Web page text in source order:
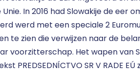
In 2016 had Slowakije de eer
werd met een speciale 2
te zien die verwijzen naar de
voorzitterschap. Het wapen van
PREDSEDNÍCTVO SR V RADE